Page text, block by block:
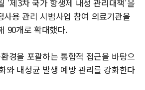
'제3차 국가 항생제 내성 관리대책'을
사용 관리 시범사업 참여 의료기관을
90개로 확대했다.
환경을 포괄하는 통합적 접근을 바탕으
와 내성균 발생 예방 관리를 강화한다